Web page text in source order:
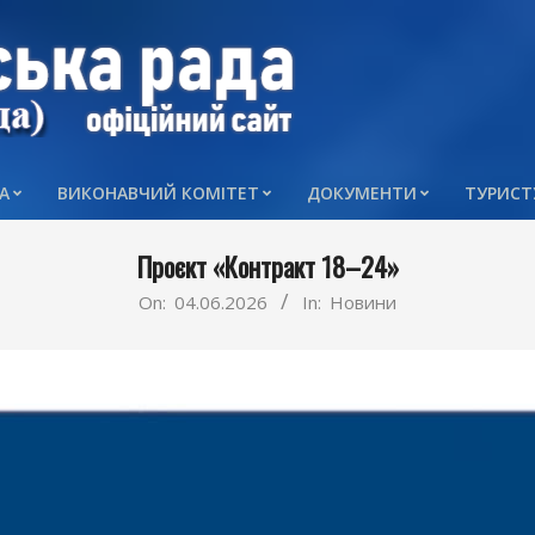
Primary
Menu
ВИКОНАВЧИЙ КОМІТЕТ ДОКУМЕНТИ
Проєкт «Контракт 18–24»
On: 04.06.2026 In: Новини